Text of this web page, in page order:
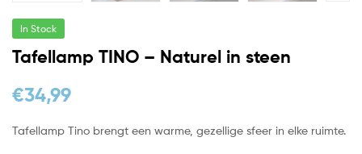
In Stock
Tafellamp TINO – Naturel in steen
€34,99
Tafellamp Tino brengt een warme, gezellige sfeer in elke ruimte.